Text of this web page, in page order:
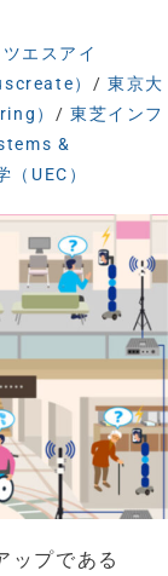
エスアイ
） /東京大
） /東芝インフ
&
（UEC）
ップである